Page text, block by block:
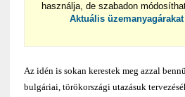
használja, de szabadon
Aktuális
Az idén is sokan kerestek meg azzal
bulgáriai, törökországi utazásuk